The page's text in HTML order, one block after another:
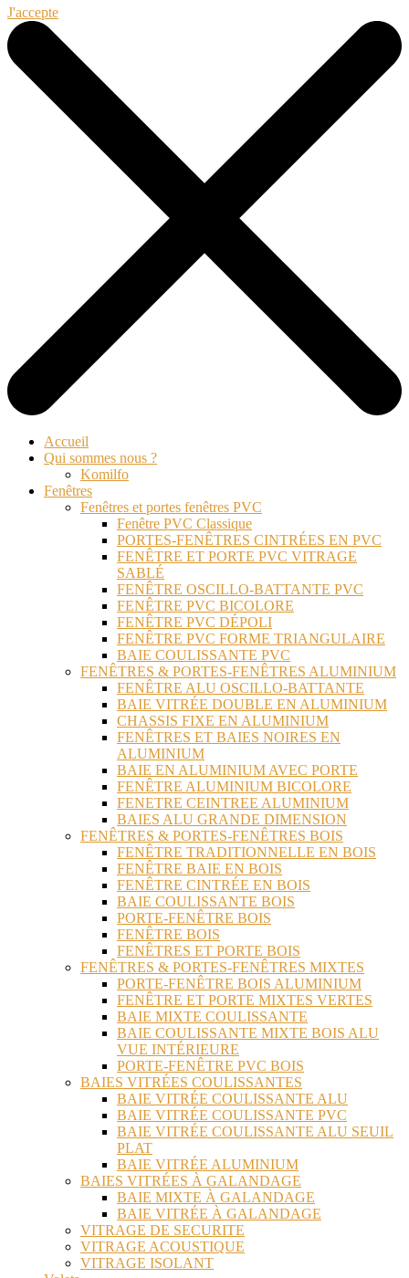
J'accepte
Accueil
Qui sommes nous ?
Komilfo
Fenêtres
Fenêtres et portes fenêtres PVC
Fenêtre PVC Classique
PORTES-FENÊTRES CINTRÉES EN PVC
FENÊTRE ET PORTE PVC VITRAGE
SABLÉ
FENÊTRE OSCILLO-BATTANTE PVC
FENÊTRE PVC BICOLORE
FENÊTRE PVC DÉPOLI
FENÊTRE PVC FORME TRIANGULAIRE
BAIE COULISSANTE PVC
FENÊTRES & PORTES-FENÊTRES ALUMINIUM
FENÊTRE ALU OSCILLO-BATTANTE
BAIE VITRÉE DOUBLE EN ALUMINIUM
CHASSIS FIXE EN ALUMINIUM
FENÊTRES ET BAIES NOIRES EN
ALUMINIUM
BAIE EN ALUMINIUM AVEC PORTE
FENÊTRE ALUMINIUM BICOLORE
FENETRE CEINTREE ALUMINIUM
BAIES ALU GRANDE DIMENSION
FENÊTRES & PORTES-FENÊTRES BOIS
FENÊTRE TRADITIONNELLE EN BOIS
FENÊTRE BAIE EN BOIS
FENÊTRE CINTRÉE EN BOIS
BAIE COULISSANTE BOIS
PORTE-FENÊTRE BOIS
FENÊTRE BOIS
FENÊTRES ET PORTE BOIS
FENÊTRES & PORTES-FENÊTRES MIXTES
PORTE-FENÊTRE BOIS ALUMINIUM
FENÊTRE ET PORTE MIXTES VERTES
BAIE MIXTE COULISSANTE
BAIE COULISSANTE MIXTE BOIS ALU
VUE INTÉRIEURE
PORTE-FENÊTRE PVC BOIS
BAIES VITRÉES COULISSANTES
BAIE VITRÉE COULISSANTE ALU
BAIE VITRÉE COULISSANTE PVC
BAIE VITRÉE COULISSANTE ALU SEUIL
PLAT
BAIE VITRÉE ALUMINIUM
BAIES VITRÉES À GALANDAGE
BAIE MIXTE À GALANDAGE
BAIE VITRÉE À GALANDAGE
VITRAGE DE SECURITE
VITRAGE ACOUSTIQUE
VITRAGE ISOLANT